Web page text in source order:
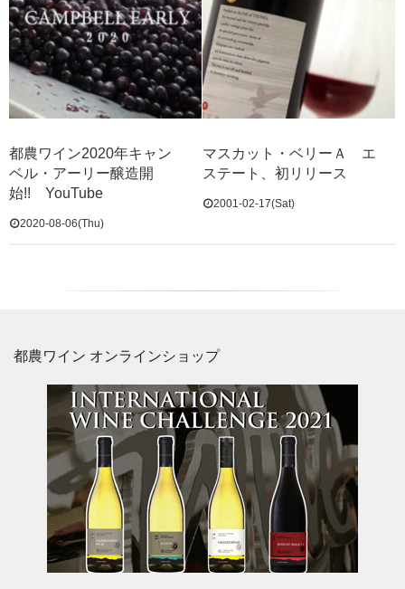
都農ワイン2020年キャン
ベル・アーリー醸造開
始!! YouTube
2020-08-06(Thu)
マスカット・ベリーＡ エ
ステート、初リリース
2001-02-17(Sat)
都農ワイン オンラインショップ